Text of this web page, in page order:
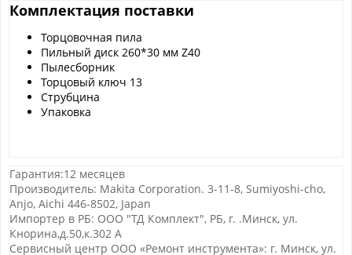
Комплектация поставки
Торцовочная пила
Пильный диск 260*30 мм Z40
Пылесборник
Торцовый ключ 13
Струбцина
Упаковка
Гарантия:12 месяцев
Производитель: Makita Corporation. 3-11-8, Sumiyoshi-cho,
Anjo, Aichi 446-8502, Japan
Импортер в РБ: ООО "ТД Комплект", РБ, г. .Минск, ул.
Кнорина,д.50,к.302 А
Сервисный центр ООО «Ремонт инструмента»: г. Минск, ул.